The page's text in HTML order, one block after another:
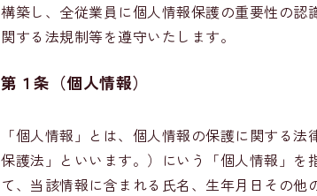
構築し、全従業員に個人情報保護の重要性の
関する法規制等を遵守いたします。
第１条 （個人情報）
「個人情報」とは、個人情報の保護に関する
保護法」といいます。）にいう「個人情報」
て、当該情報に含まれる氏名、生年月日その